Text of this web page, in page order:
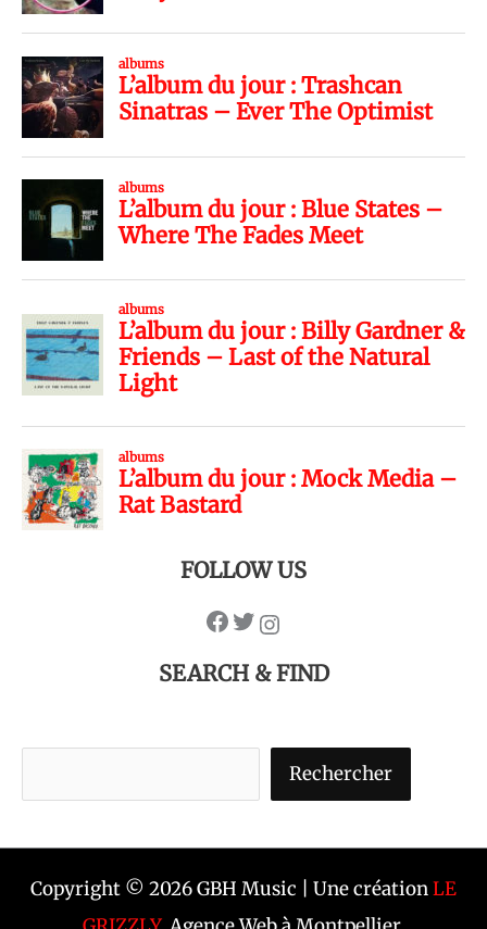
FOLLOW US
SEARCH & FIND
Rechercher
Copyright © 2026 GBH Music | Une créationLE